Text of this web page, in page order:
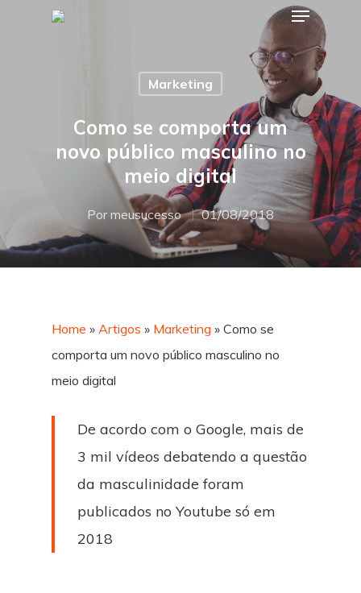
Hit enter to search or ESC to close
Marketing
Como se comporta um
novo público masculino no
meio digital
Pormeusucesso 01/08/2018
Home » Artigos » Marketing » Como se
comporta um novo público masculino no
meio digital
De acordo com o Google, mais de
3 mil vídeos debatendo a questão
da masculinidade foram
publicados no Youtube só em
2018